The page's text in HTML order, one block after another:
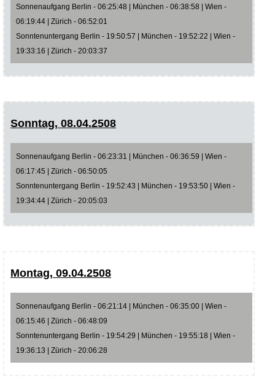
Sonnenaufgang Berlin - 06:25:48 | München - 06:38:58 | Wien -
06:19:44 | Zürich - 06:52:01
Sonntenuntergang Berlin - 19:50:57 | München - 19:52:22 | Wien -
19:33:16 | Zürich - 20:03:37
Sonntag, 08.04.2508
Sonnenaufgang Berlin - 06:23:31 | München - 06:36:59 | Wien -
06:17:45 | Zürich - 06:50:05
Sonntenuntergang Berlin - 19:52:43 | München - 19:53:50 | Wien -
19:34:44 | Zürich - 20:05:03
Montag, 09.04.2508
Sonnenaufgang Berlin - 06:21:14 | München - 06:35:00 | Wien -
06:15:46 | Zürich - 06:48:09
Sonntenuntergang Berlin - 19:54:29 | München - 19:55:18 | Wien -
19:36:13 | Zürich - 20:06:28